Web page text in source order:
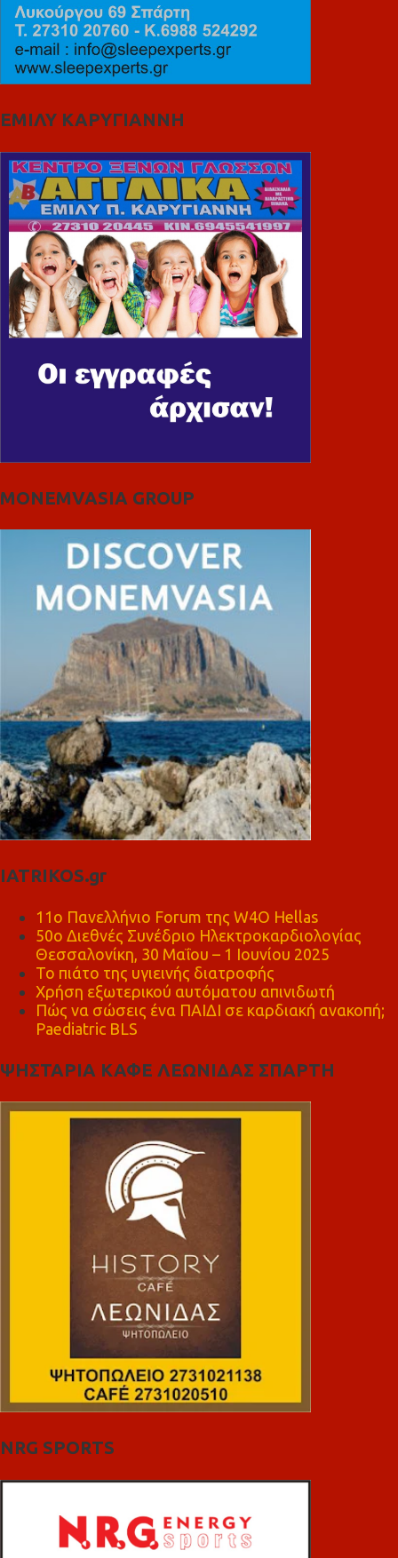
ΕΜΙΛΥ ΚΑΡΥΓΙΑΝΝΗ
MONEMVASIA GROUP
IATRIKOS.gr
11ο Πανελλήνιο Forum της W4O Hellas
50ο Διεθνές Συνέδριο Ηλεκτροκαρδιολογίας
Θεσσαλονίκη, 30 Μαΐου – 1 Ιουνίου 2025
Το πιάτο της υγιεινής διατροφής
Χρήση εξωτερικού αυτόματου απινιδωτή
Πώς να σώσεις ένα ΠΑΙΔΙ σε καρδιακή ανακοπή;
Paediatric BLS
ΨΗΣΤΑΡΙΑ ΚΑΦΕ ΛΕΩΝΙΔΑΣ ΣΠΑΡΤΗ
NRG SPORTS